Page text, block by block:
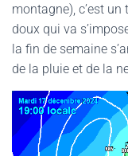
montagne), c’est
doux qui va
la fin de semaine
de la pluie et de la